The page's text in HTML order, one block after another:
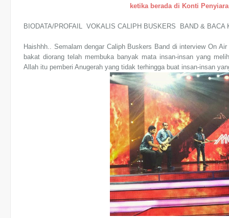
ketika berada di Konti
BIODATA/PROFAIL VOKALIS CALIPH BUSKERS BAND & BACA
Haishhh.. Semalam dengar Caliph Buskers Band di interview On
bakat diorang telah membuka banyak mata insan-insan yang
Allah itu pemberi Anugerah yang tidak terhingga buat insan-insan